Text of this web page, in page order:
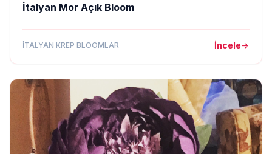
İtalyan Mor Açık Bloom
İTALYAN KREP BLOOMLAR İncelearrow_forward